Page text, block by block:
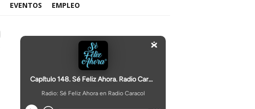
EVENTOS EMPLEO